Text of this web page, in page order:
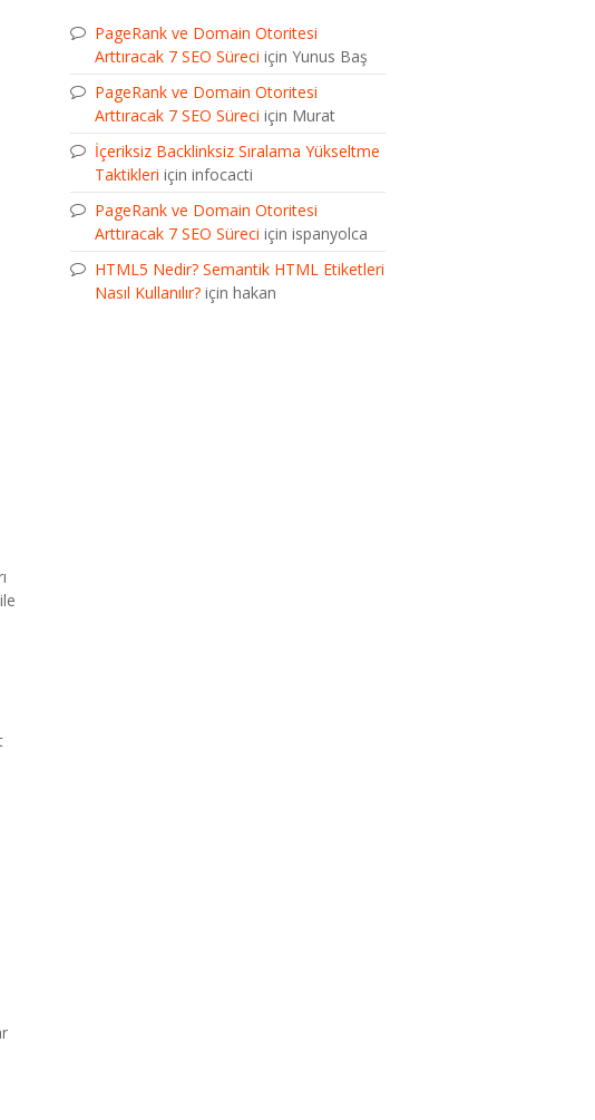
PageRank ve Domain Otoritesi
Arttıracak 7 SEO Süreci için Yunus Baş
PageRank ve Domain Otoritesi
Arttıracak 7 SEO Süreci için Murat
İçeriksiz Backlinksiz Sıralama Yükseltme
Taktikleri için infocacti
PageRank ve Domain Otoritesi
Arttıracak 7 SEO Süreci için ispanyolca
HTML5 Nedir? Semantik HTML Etiketleri
Nasıl Kullanılır?için hakan